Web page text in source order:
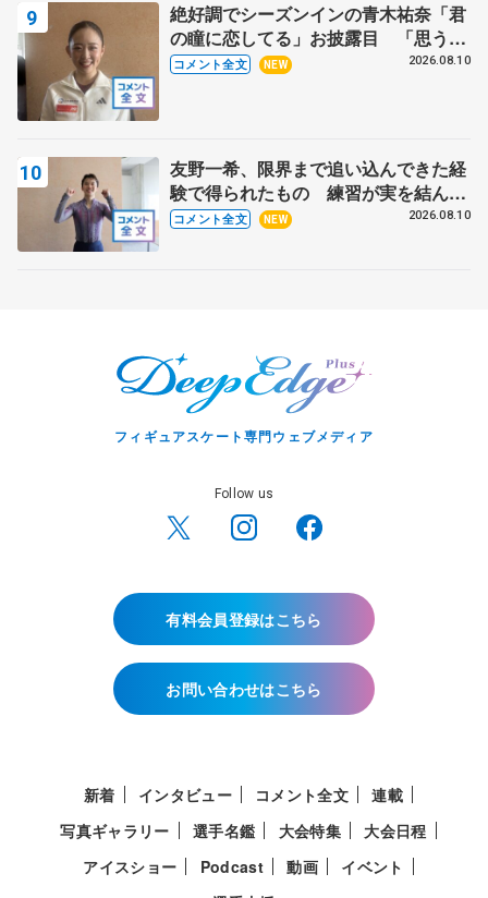
絶好調でシーズンインの青木祐奈「君
の瞳に恋してる」お披露目 「思う人
を狙う…キャッチするような」【サマ
コメント全文 NEW 2026.08.10
友野一希、限界まで追い込んできた経
験で得られたもの 練習が実を結んだ
アジアントロフィー 【サマーカップ
コメント全文 NEW 2026.08.10
フィギュアスケート専門ウェブメディア
Follow us
有料会員登録はこちら
お問い合わせはこちら
新着 インタビュー コメント全文
連載
写真ギャラリー
選手名鑑 大会特集
大会日程
アイスショー
Podcast 動画
イベント